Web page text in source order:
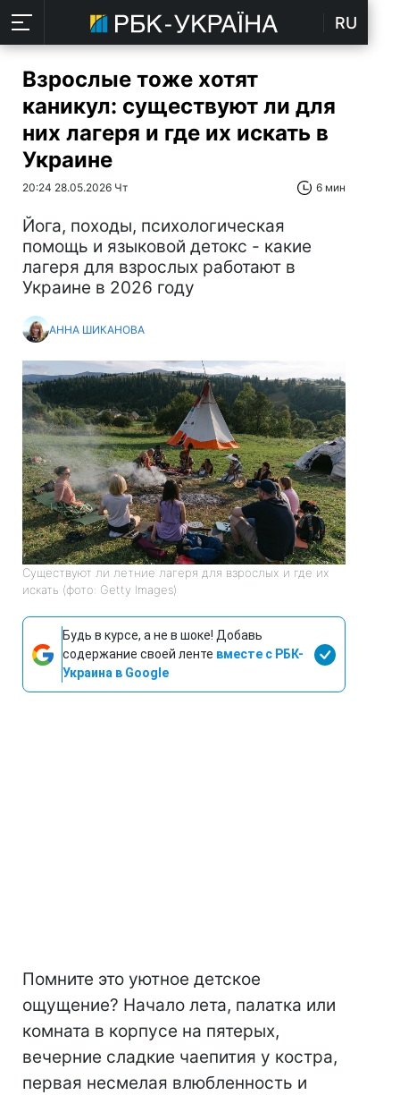
RU
Взрослые тоже хотят
каникул: существуют ли для
них лагеря и где их искать в
Украине
20:24 28.05.2026 Чт 6 мин
Йога, походы, психологическая
помощь и языковой детокс - какие
лагеря для взрослых работают в
Украине в 2026 году
АННА ШИКАНОВА
Существуют ли летние лагеря для взрослых и где их
искать (фото: Getty Images)
Будь в курсе, а не в шоке! Добавь
содержание своей ленте вместе с РБК-
Украина в Google
Помните это уютное детское
ощущение? Начало лета, палатка или
комната в корпусе на пятерых,
вечерние сладкие чаепития у костра,
первая несмелая влюбленность и